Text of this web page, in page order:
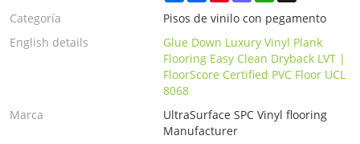
Categoría
Pisos de vinilo con pegamento
English details
Glue Down Luxury Vinyl Plank
Flooring Easy Clean Dryback LVT |
FloorScore Certified PVC Floor UCL
8068
Marca
UltraSurface SPC Vinyl flooring
Manufacturer